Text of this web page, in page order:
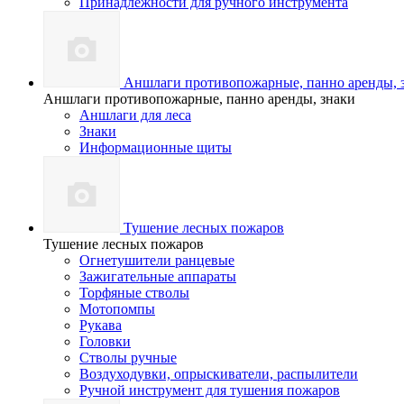
Аншлаги противопожарные, панно аренды,
Аншлаги противопожарные, панно аренды, знаки
Аншлаги для леса
Знаки
Информационные щиты
Тушение лесных пожаров
Тушение лесных пожаров
Огнетушители ранцевые
Зажигательные аппараты
Торфяные стволы
Мотопомпы
Рукава
Головки
Стволы ручные
Воздуходувки, опрыскиватели, распылители
Ручной инструмент для тушения пожаров